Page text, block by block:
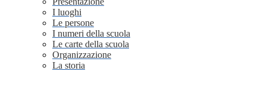
I luoghi
Le persone
I numeri della scuola
Le carte della scuola
Organizzazione
La storia